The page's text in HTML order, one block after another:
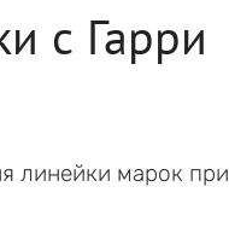
с Гарри
линейки марок при